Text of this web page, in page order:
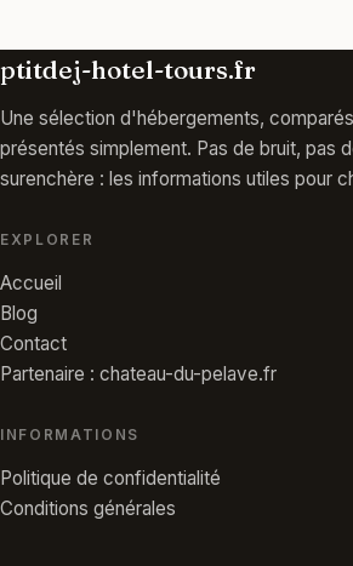
ptitdej-hotel-tours.fr
Une sélection d'hébergements,
présentés simplement. Pas de bruit, pas
surenchère : les informations utiles pour
EXPLORER
Accueil
Blog
Contact
Partenaire : chateau-du-pelave.fr
INFORMATIONS
Politique de confidentialité
Conditions générales